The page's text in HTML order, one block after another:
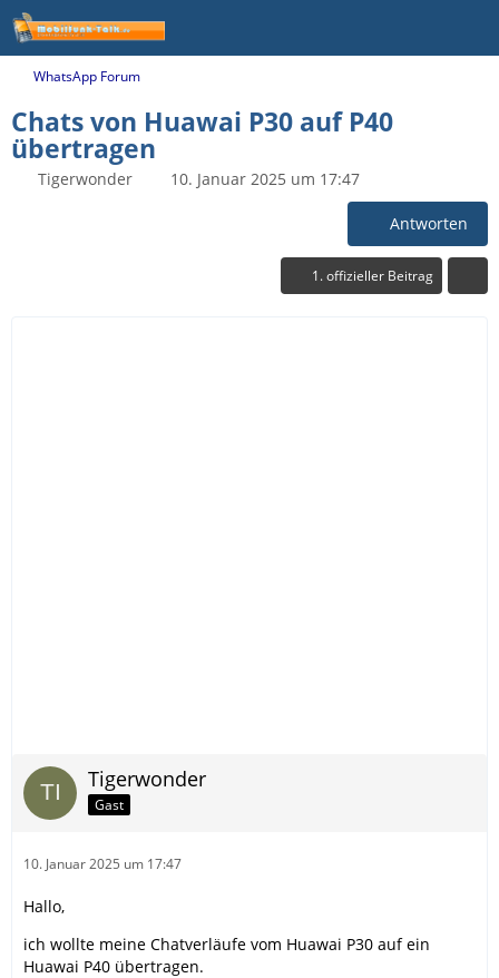
WhatsApp Forum
Chats von Huawai P30 auf P40
übertragen
Tigerwonder 10. Januar 2025 um 17:47
Antworten
1. offizieller Beitrag
Tigerwonder
Gast
10. Januar 2025 um 17:47
Hallo,
ich wollte meine Chatverläufe vom Huawai P30 auf ein
Huawai P40 übertragen.